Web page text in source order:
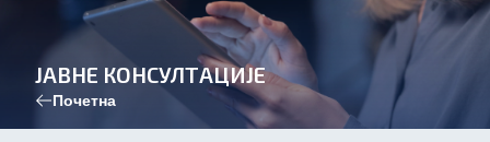
ЈАВНЕ КОНСУЛТАЦИЈЕ
Почетна